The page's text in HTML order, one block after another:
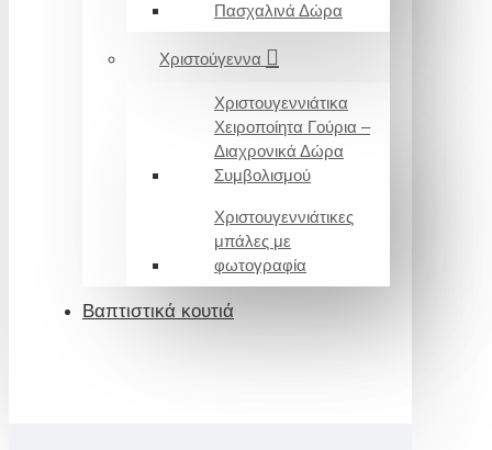
Πασχαλινά Δώρα
Χριστούγεννα
Χριστουγεννιάτικα
Χειροποίητα Γούρια –
Διαχρονικά Δώρα
Συμβολισμού
Χριστουγεννιάτικες
μπάλες με
φωτογραφία
Βαπτιστικά κουτιά